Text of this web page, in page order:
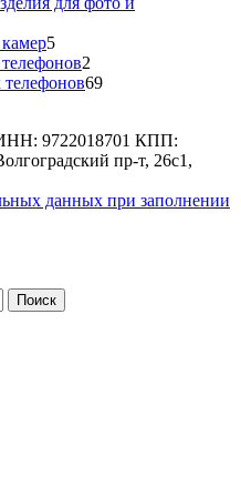
55
товаров
2
товара
6969
9722018701 КПП:
пр-т, 26с1,
данных при заполнении
Поиск